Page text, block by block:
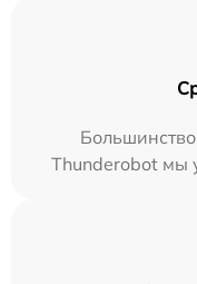
Thunderobot мы